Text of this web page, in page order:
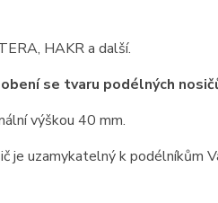
HAKR a další.
se tvaru podélných
výškou 40 mm.
je uzamykatelný k podélníkům